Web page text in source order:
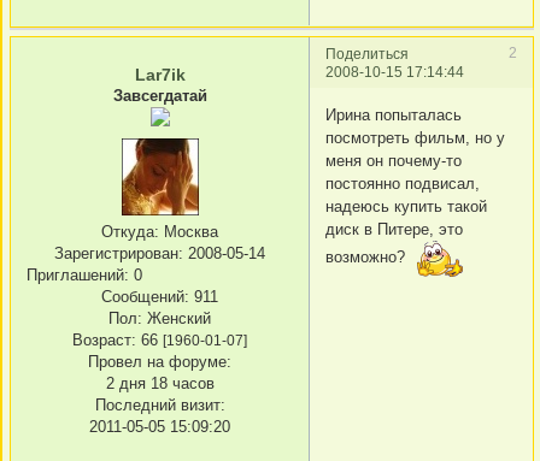
Поделиться
2
2008-10-15 17:14:44
Lar7ik
Завсегдатай
Откуда: Москва
Зарегистрирован: 2008-05-14
Приглашений: 0
Сообщений: 911
Пол: Женский
Возраст: 66 [1960-01-07]
Провел на форуме:
2 дня 18 часов
Последний визит:
2011-05-05 15:09:20
Ирина попыталась
посмотреть фильм, но у
меня он почему-то
постоянно подвисал,
надеюсь купить такой
диск в Питере, это
возможно?